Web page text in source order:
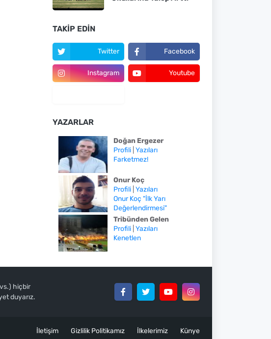
TAKIP EDIN
Twitter Facebook
Instagram Youtube
YAZARLAR
Doğan Ergezer
Profili| Yazıları
Farketmez!
Onur Koç
Profili| Yazıları
Onur Koç "İlk Yarı
Değerlendirmesi"
Tribünden Gelen
Profili| Yazıları
Kenetlen
hiçbir
duyarız.
İletişim Gizlilik Politikamız İlkelerimiz Künye